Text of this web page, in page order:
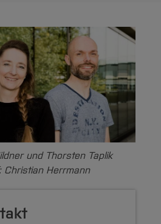
und Thorsten Taplik
Christian Herrmann